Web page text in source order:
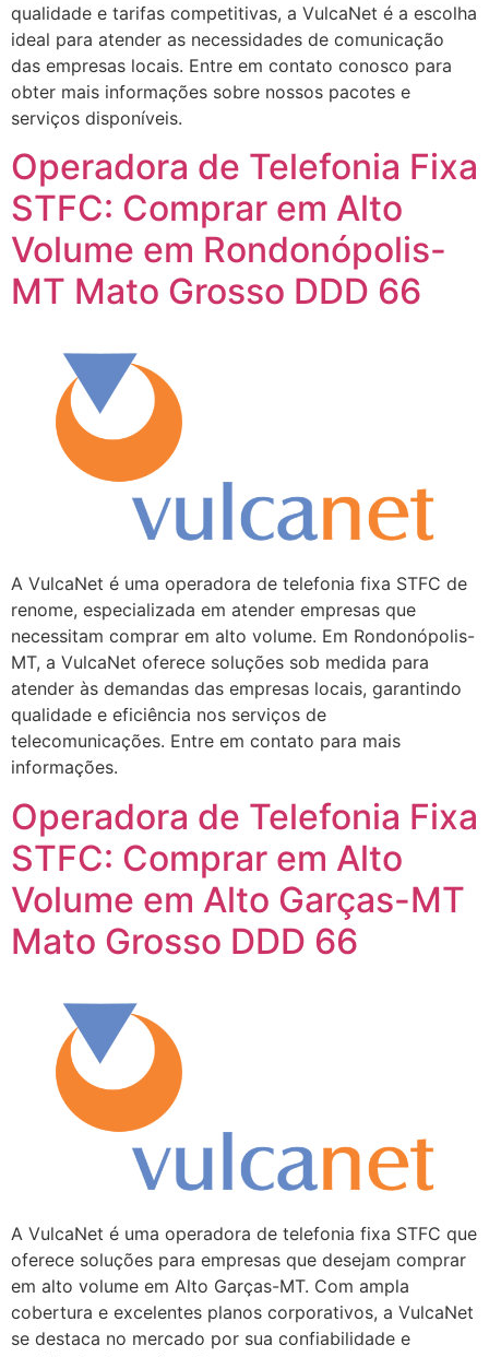
qualidade e tarifas competitivas, a VulcaNet é a escolha
ideal para atender as necessidades de comunicação
das empresas locais. Entre em contato conosco para
obter mais informações sobre nossos pacotes e
serviços disponíveis.
Operadora de Telefonia Fixa
STFC: Comprar em Alto
Volume em Rondonópolis-
MT Mato Grosso DDD 66
A VulcaNet é uma operadora de telefonia fixa STFC de
renome, especializada em atender empresas que
necessitam comprar em alto volume. Em Rondonópolis-
MT, a VulcaNet oferece soluções sob medida para
atender às demandas das empresas locais, garantindo
qualidade e eficiência nos serviços de
telecomunicações. Entre em contato para mais
informações.
Operadora de Telefonia Fixa
STFC: Comprar em Alto
Volume em Alto Garças-MT
Mato Grosso DDD 66
A VulcaNet é uma operadora de telefonia fixa STFC que
oferece soluções para empresas que desejam comprar
em alto volume em Alto Garças-MT. Com ampla
cobertura e excelentes planos corporativos, a VulcaNet
se destaca no mercado por sua confiabilidade e